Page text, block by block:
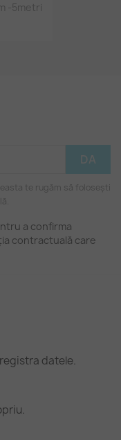
-5metri
te rugăm să folosești
a confirma
contractuală care
datele.